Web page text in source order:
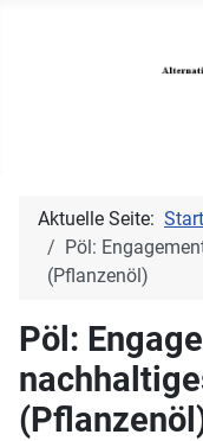
Aktuelle Seite:
Pöl:
(Pflanzenöl)
Pöl: